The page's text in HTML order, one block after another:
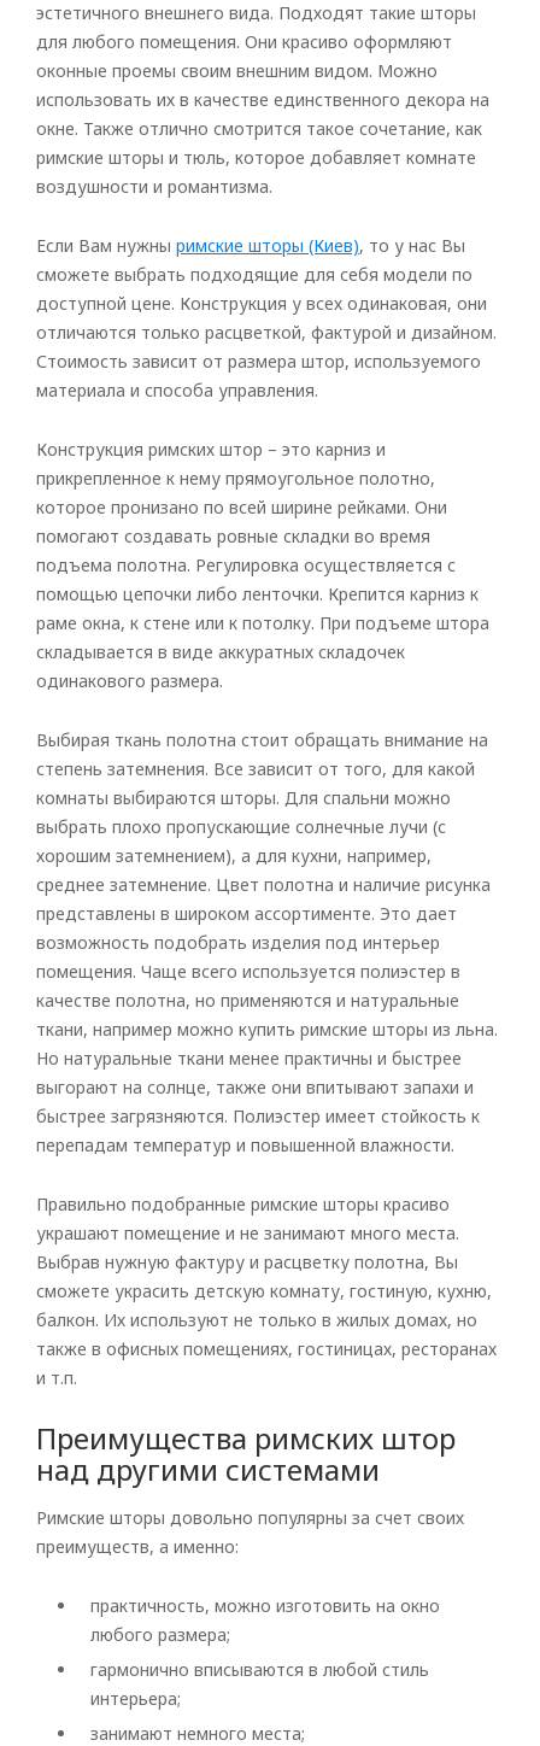
Рулонные
Горизонтальные
Вертикальные
Римские
эстетичного внешнего вида. Подходят такие шторы
для любого помещения. Они красиво оформляют
оконные проемы своим внешним видом. Можно
использовать их в качестве единственного декора на
окне. Также отлично смотрится такое сочетание, как
римские шторы и тюль, которое добавляет комнате
воздушности и романтизма.
Если Вам нужны римские шторы (Киев), то у нас Вы
сможете выбрать подходящие для себя модели по
доступной цене. Конструкция у всех одинаковая, они
отличаются только расцветкой, фактурой и дизайном.
Стоимость зависит от размера штор, используемого
материала и способа управления.
Конструкция римских штор – это карниз и
прикрепленное к нему прямоугольное полотно,
которое пронизано по всей ширине рейками. Они
помогают создавать ровные складки во время
подъема полотна. Регулировка осуществляется с
помощью цепочки либо ленточки. Крепится карниз к
раме окна, к стене или к потолку. При подъеме штора
складывается в виде аккуратных складочек
одинакового размера.
Выбирая ткань полотна стоит обращать внимание на
степень затемнения. Все зависит от того, для какой
комнаты выбираются шторы. Для спальни можно
выбрать плохо пропускающие солнечные лучи (с
хорошим затемнением), а для кухни, например,
среднее затемнение. Цвет полотна и наличие рисунка
представлены в широком ассортименте. Это дает
возможность подобрать изделия под интерьер
помещения. Чаще всего используется полиэстер в
качестве полотна, но применяются и натуральные
ткани, например можно купить римские шторы из льна.
Но натуральные ткани менее практичны и быстрее
выгорают на солнце, также они впитывают запахи и
быстрее загрязняются. Полиэстер имеет стойкость к
перепадам температур и повышенной влажности.
Правильно подобранные римские шторы красиво
украшают помещение и не занимают много места.
Выбрав нужную фактуру и расцветку полотна, Вы
сможете украсить детскую комнату, гостиную, кухню,
балкон. Их используют не только в жилых домах, но
также в офисных помещениях, гостиницах, ресторанах
и т.п.
Преимущества римских штор
над другими системами
Римские шторы довольно популярны за счет своих
преимуществ, а именно:
практичность, можно изготовить на окно
любого размера;
гармонично вписываются в любой стиль
интерьера;
занимают немного места;